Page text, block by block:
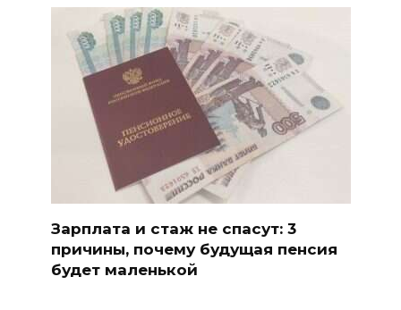
Зарплата и стаж не спасут: 3
причины, почему будущая пенсия
будет маленькой